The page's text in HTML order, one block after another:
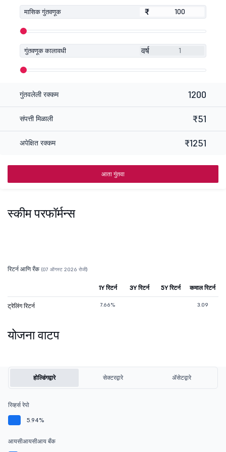
मासिक गुंतवणूक ₹
₹
गुंतवणूक कालावधी वर्ष
गुंतवलेली रक्कम 1200
संपत्ती मिळाली ₹51
अपेक्षित रक्कम ₹1251
आता गुंतवा
स्कीम परफॉर्मन्स
रिटर्न आणि रँक (07 ऑगस्ट 2026 रोजी)
1Y रिटर्न 3Y रिटर्न 5Y रिटर्न कमाल रिटर्न
ट्रेलिंग रिटर्न 7.66% 3.09
योजना वाटप
होल्डिंगद्वारे सेक्टरद्वारे ॲसेटद्वारे
रिव्हर्स रेपो
5.94%
आयसीआयसीआय बँक